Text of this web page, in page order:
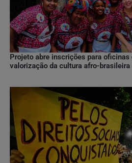
Projeto abre inscrições para
valorização da cultura afro-brasileira